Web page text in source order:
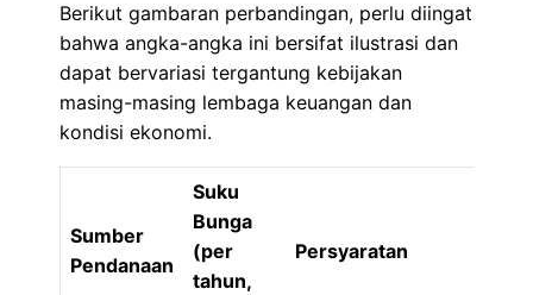
Berikut gambaran perbandingan, perlu diingat
bahwa angka-angka ini bersifat ilustrasi dan
dapat bervariasi tergantung kebijakan
masing-masing lembaga keuangan dan
kondisi ekonomi.
Sumber
Pendanaan
Suku
Bunga
(per
tahun,
Persyaratan